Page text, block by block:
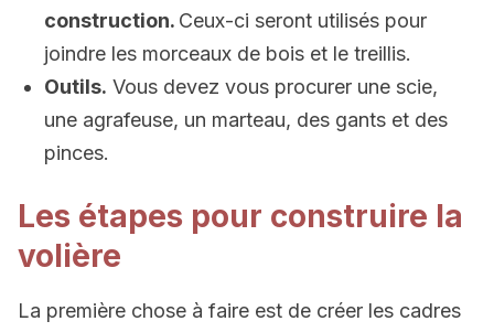
construction. Ceux-ci seront utilisés pour
joindre les morceaux de bois et le treillis.
Outils. Vous devez vous procurer une scie,
une agrafeuse, un marteau, des gants et des
pinces.
Les étapes pour construire la
volière
La première chose à faire est de créer les cadres